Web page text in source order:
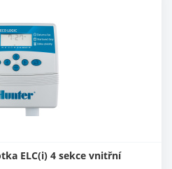
ELC(i) 4 sekce vnitřní